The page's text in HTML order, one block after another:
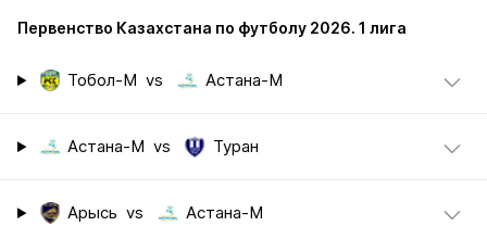
Первенство Казахстана по футболу 2026. 1 лига
Тобол-М vs Астана-М
Астана-М vs Туран
Арысь vs Астана-М